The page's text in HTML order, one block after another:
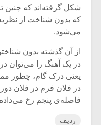
شکل گرفته‌اند که چنین
که بدون شناخت از
می‌شود.
از آن گذشته بدون
در یک آهنگ را می‌توان
یعنی درک گام، چطور
در فلان فرم در فلان
فاصله‌ی پنجم رخ
ردیف